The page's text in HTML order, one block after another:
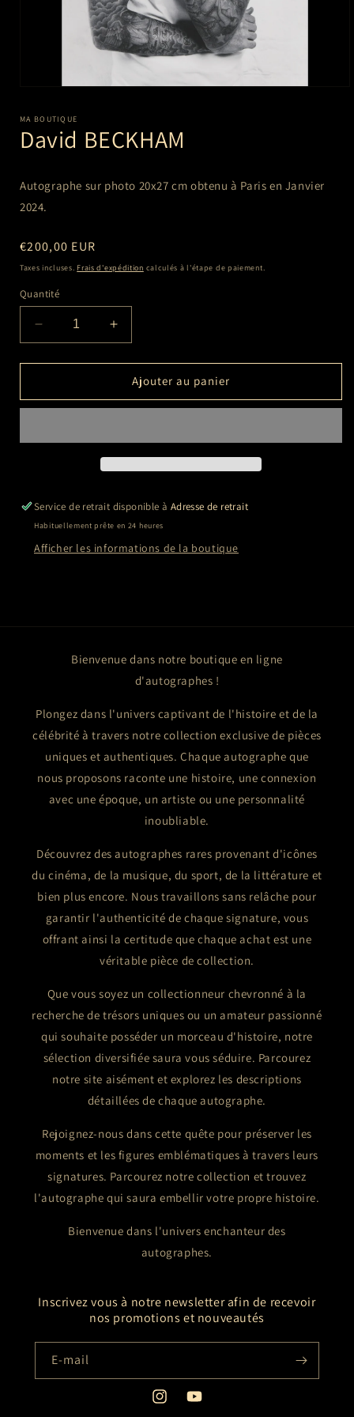
média
dans
une
MA BOUTIQUE
David BECKHAM
Autographe sur photo 20x27 cmobtenu à Paris en Janvier
2024.
Prix
habituel
€200,00 EUR
Taxes incluses. Frais d'expédition calculés à l'étape de paiement.
Quantité
Réduire
la
quantité
David
Augmenter
la
quantité
David
Ajouter au panier
Service de retrait disponible à Adresse de retrait
Habituellement prête en 24 heures
Afficher les informations de la boutique
Bienvenue dans notre boutique en ligne
d'autographes !
Plongez dans l'univers captivant de l'histoire et de la
célébrité à travers notre collection exclusive de pièces
uniques et authentiques. Chaque autographe que
nous proposons raconte une histoire, une connexion
avec une époque, un artiste ou une personnalité
inoubliable.
Découvrez des autographes rares provenant d'icônes
du cinéma, de la musique, du sport, de la littérature et
bien plus encore. Nous travaillons sans relâche pour
garantir l'authenticité de chaque signature, vous
offrant ainsi la certitude que chaque achat est une
véritable pièce de collection.
Que vous soyez un collectionneur chevronné à la
recherche de trésors uniques ou un amateur passionné
qui souhaite posséder un morceau d'histoire, notre
sélection diversifiée saura vous séduire. Parcourez
notre site aisément et explorez les descriptions
détaillées de chaque autographe.
Rejoignez-nous dans cette quête pour préserver les
moments et les figures emblématiques à travers leurs
signatures. Parcourez notre collection et trouvez
l'autographe qui saura embellir votre propre histoire.
Bienvenue dans l'univers enchanteur des
autographes.
Inscrivez vous à notre newsletter afin de recevoir
nos promotions et nouveautés
E-mail
InstagramYouTube